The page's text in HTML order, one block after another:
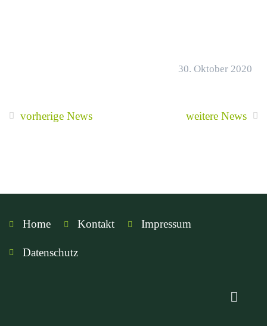
30. Oktober 2020
vorherige News weitere News
Home Kontakt Impressum
Datenschutz